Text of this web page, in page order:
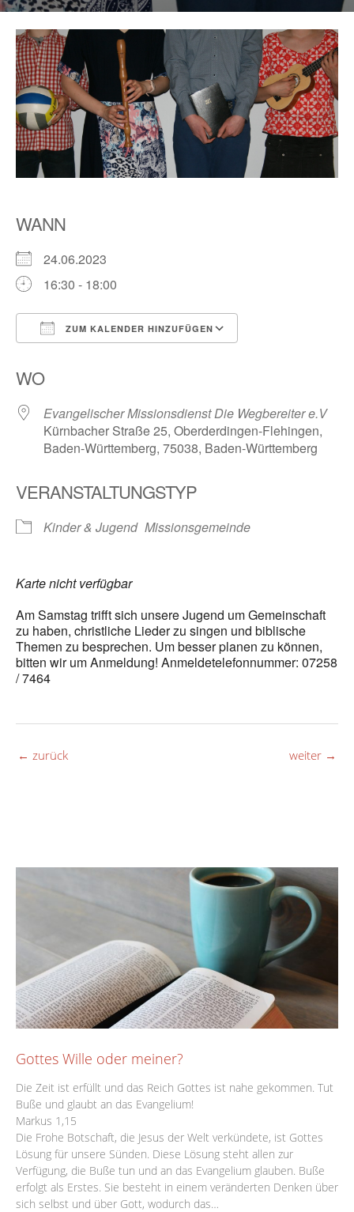
WANN
24.06.2023
16:30 - 18:00
ZUM KALENDER HINZUFÜGEN
WO
Evangelischer Missionsdienst Die Wegbereiter e.V
Kürnbacher Straße 25, Oberderdingen-Flehingen,
Baden-Württemberg, 75038, Baden-Württemberg
VERANSTALTUNGSTYP
Kinder & Jugend Missionsgemeinde
Karte nicht verfügbar
Am Samstag trifft sich unsere Jugend um Gemeinschaft
zu haben, christliche Lieder zu singen und biblische
Themen zu besprechen. Um besser planen zu können,
bitten wir um Anmeldung! Anmeldetelefonnummer: 07258
/ 7464
← zurück weiter →
Gottes Wille oder meiner?
Die Zeit ist erfüllt und das Reich Gottes ist nahe gekommen. Tut
Buße und glaubt an das Evangelium!
Markus 1,15
Die Frohe Botschaft, die Jesus der Welt verkündete, ist Gottes
Lösung für unsere Sünden. Diese Lösung steht allen zur
Verfügung, die Buße tun und an das Evangelium glauben. Buße
erfolgt als Erstes. Sie besteht in einem veränderten Denken über
sich selbst und über Gott, wodurch das…